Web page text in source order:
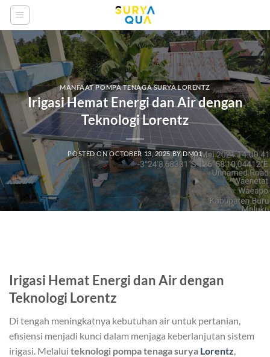
Skip
content
MANFAAT POMPA TENAGA SURYA LORENTZ
Irigasi Hemat Energi dan Air dengan
Teknologi Lorentz
POSTED ONOCTOBER 13, 2025BYDM01
Irigasi Hemat Energi dan Air dengan
Teknologi Lorentz
Di tengah meningkatnya kebutuhan air untuk pertanian,
efisiensi menjadi kunci dalam menjaga keberlanjutan sistem
irigasi. Melalui teknologi pompa tenaga surya Lorentz,